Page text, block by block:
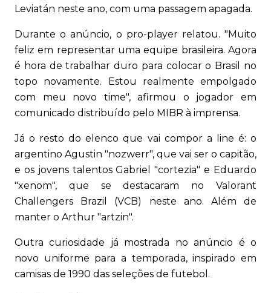
Leviatán neste ano, com uma passagem apagada.
Durante o anúncio, o pro-player relatou. "Muito
feliz em representar uma equipe brasileira. Agora
é hora de trabalhar duro para colocar o Brasil no
topo novamente. Estou realmente empolgado
com meu novo time", afirmou o jogador em
comunicado distribuído pelo MIBR à imprensa.
Já o resto do elenco que vai compor a line é: o
argentino Agustin "nozwerr", que vai ser o capitão,
e os jovens talentos Gabriel "cortezia" e Eduardo
"xenom", que se destacaram no Valorant
Challengers Brazil (VCB) neste ano. Além de
manter o Arthur "artzin".
Outra curiosidade já mostrada no anúncio é o
novo uniforme para a temporada, inspirado em
camisas de 1990 das seleções de futebol.